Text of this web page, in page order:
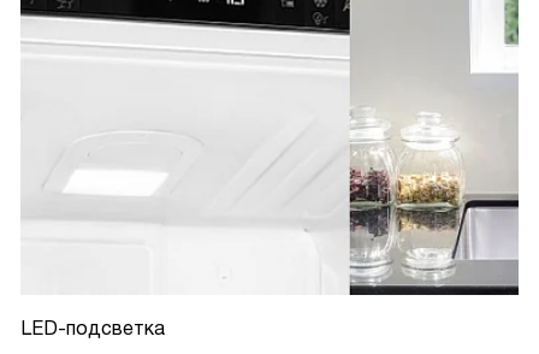
LED-подсветка